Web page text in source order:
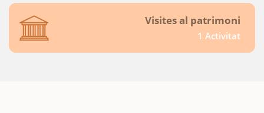
Visites al patrimoni
1 Activitat